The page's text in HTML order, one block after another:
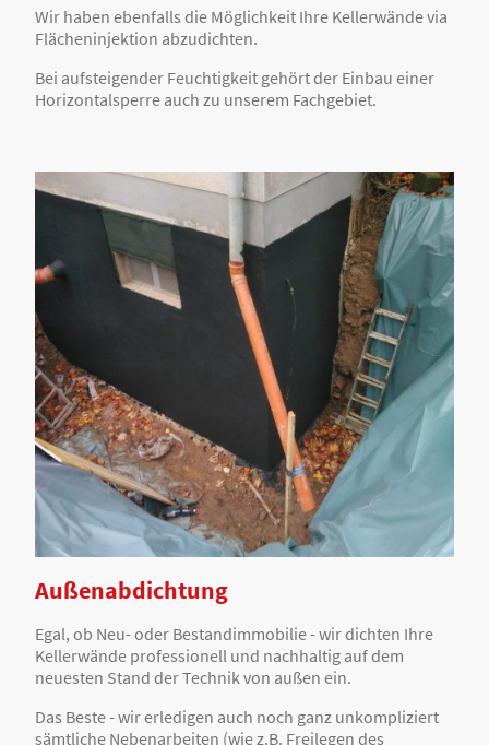
Wir haben ebenfalls die Möglichkeit Ihre Kellerwände via
Flächeninjektion abzudichten.
Bei aufsteigender Feuchtigkeit gehört der Einbau einer
Horizontalsperre auch zu unserem Fachgebiet.
Außenabdichtung
Egal, ob Neu- oder Bestandimmobilie - wir dichten Ihre
Kellerwände professionell und nachhaltig auf dem
neuesten Stand der Technik von außen ein.
Das Beste - wir erledigen auch noch ganz unkompliziert
sämtliche Nebenarbeiten (wie z.B. Freilegen des